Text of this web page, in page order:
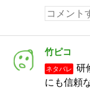
竹ピコ
ネタバレ
研
にも信頼